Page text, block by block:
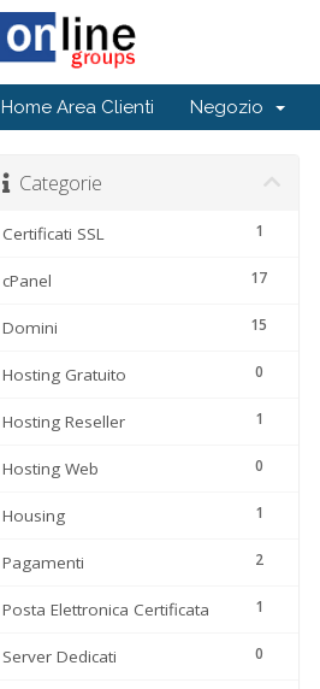
Home Area Clienti Negozio
Categorie
1
Certificati SSL
17
cPanel
15
Domini
0
Hosting Gratuito
1
Hosting Reseller
0
Hosting Web
1
Housing
2
Pagamenti
1
Posta Elettronica Certificata
0
Server Dedicati